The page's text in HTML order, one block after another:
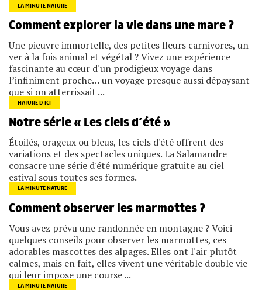
LA MINUTE NATURE
Comment explorer la vie dans une mare ?
Une pieuvre immortelle, des petites fleurs carnivores, un
ver à la fois animal et végétal ? Vivez une expérience
fascinante au cœur d'un prodigieux voyage dans
l’infiniment proche… un voyage presque aussi dépaysant
que si on atterrissait ...
NATURE D’ICI
Notre série « Les ciels d’été »
Étoilés, orageux ou bleus, les ciels d'été offrent des
variations et des spectacles uniques. La Salamandre
consacre une série d'été numérique gratuite au ciel
estival sous toutes ses formes.
LA MINUTE NATURE
Comment observer les marmottes ?
Vous avez prévu une randonnée en montagne ? Voici
quelques conseils pour observer les marmottes, ces
adorables mascottes des alpages. Elles ont l'air plutôt
calmes, mais en fait, elles vivent une véritable double vie
qui leur impose une course ...
LA MINUTE NATURE